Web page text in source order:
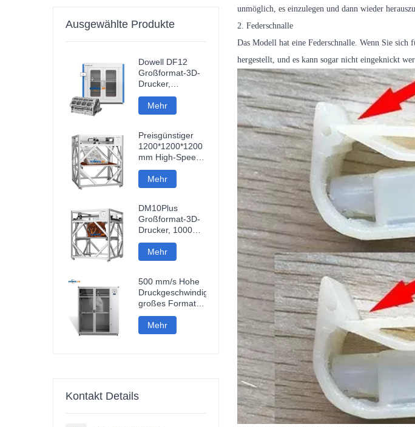
unmöglich, es einzulegen und dann wieder
2. Federschnalle
Das Modell hat eine Federschnalle. Wenn Sie
hergestellt, und es kann sogar nicht eingeknickt
Ausgewählte Produkte
Dowell DF12
Großformat-3D-
Drucker,
Hochpräzisions-
3D-Maschine,
Industriemodell-
Mehr
Preisgünstiger
1200*1200*1200
mm High-Speed-
FDM-Smart-3D-
Drucker mit
WLAN-
hoher
Druckgeschwindigkeit
Mehr
DM10Plus
Großformat-3D-
Drucker, 1000
mm, 3D-Drucker
Mehr
500 mm/s Hohe
Druckgeschwindigkeit,
großes Format
(1000 mm),
Kohlefaser-PLA-
3D-Drucker für
Mehr
Kontakt Details